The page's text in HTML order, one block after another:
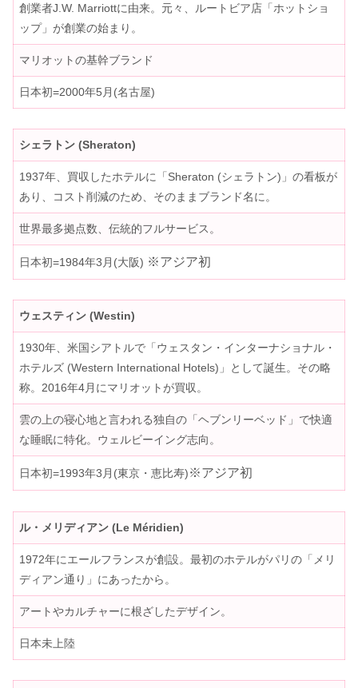
創業者J.W. Marriottに由来。元々、ルートビア店「ホットショ
ップ」が創業の始まり。
マリオットの基幹ブランド
日本初=2000年5月(名古屋)
シェラトン (Sheraton)
1937年、買収したホテルに「Sheraton (シェラトン)」の看板が
あり、コスト削減のため、そのままブランド名に。
世界最多拠点数、伝統的フルサービス。
日本初=1984年3月(大阪) ※アジア初
ウェスティン (Westin)
1930年、米国シアトルで「ウェスタン・インターナショナル・
ホテルズ (Western International Hotels)」として誕生。その略
称。2016年4月にマリオットが買収。
雲の上の寝心地と言われる独自の「ヘブンリーベッド」で快適
な睡眠に特化。ウェルビーイング志向。
日本初=1993年3月(東京・恵比寿)※アジア初
ル・メリディアン (Le Méridien)
1972年にエールフランスが創設。最初のホテルがパリの「メリ
ディアン通り」にあったから。
アートやカルチャーに根ざしたデザイン。
日本未上陸